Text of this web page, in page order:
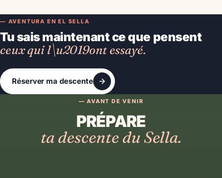
— AVENTURA EN EL SELLA
Tu sais maintenant ce que pensent
ceux qui l\u2019ont essayé.
Réserver ma descente
— AVANT DE VENIR
PRÉPARE
ta descente du Sella.